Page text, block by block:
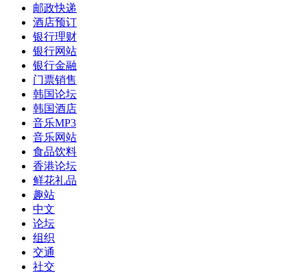
邮政快递
酒店预订
银行理财
银行网站
银行金融
门票销售
韩国论坛
韩国酒店
音乐MP3
音乐网站
食品饮料
香港论坛
鲜花礼品
趣站
中文
论坛
组织
交通
社交